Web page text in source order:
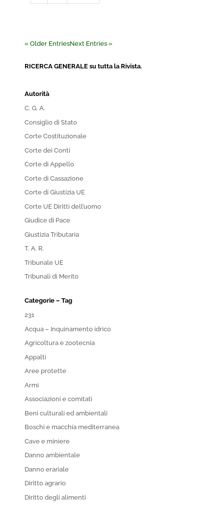
« Older EntriesNext Entries »
RICERCA GENERALE su tutta la Rivista.
Autorità
C. G. A.
Consiglio di Stato
Corte Costituzionale
Corte dei Conti
Corte di Appello
Corte di Cassazione
Corte di Giustizia UE
Corte UE Diritti dell’uomo
Giudice di Pace
Giustizia Tributaria
T. A. R.
Tribunale UE
Tribunali di Merito
Categorie – Tag
231
Acqua – Inquinamento idrico
Agricoltura e zootecnia
Appalti
Aree protette
Armi
Associazioni e comitati
Beni culturali ed ambientali
Boschi e macchia mediterranea
Cave e miniere
Danno ambientale
Danno erariale
Diritto agrario
Diritto degli alimenti